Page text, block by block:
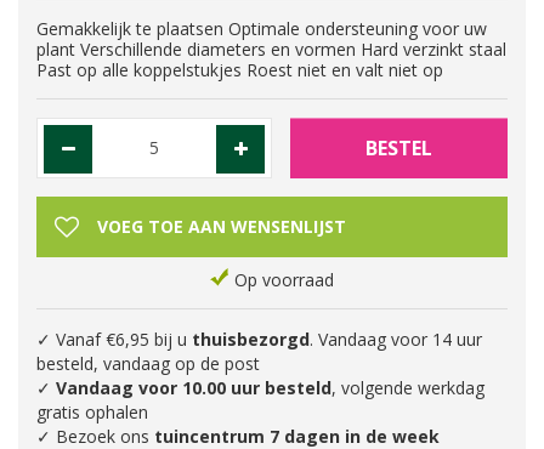
Gemakkelijk te plaatsen Optimale ondersteuning voor uw
plant Verschillende diameters en vormen Hard verzinkt staal
Past op alle koppelstukjes Roest niet en valt niet op
Op voorraad
✓ Vanaf €6,95 bij u thuisbezorgd. Vandaag voor 14 uur
besteld, vandaag op de post
✓ Vandaag voor 10.00 uur besteld, volgende werkdag
gratis ophalen
✓ Bezoek ons tuincentrum 7 dagen in de week